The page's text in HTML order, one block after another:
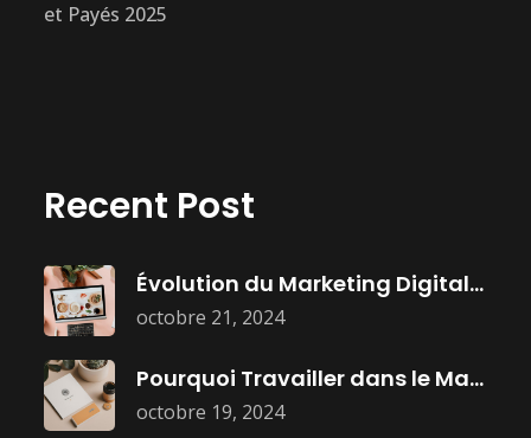
et Payés 2025
Recent Post
octobre 21, 2024
Évolution du Marketing Digital : Histoire,
octobre 19, 2024
Pourquoi Travailler dans le Marketing :